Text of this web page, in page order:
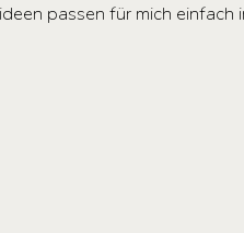
passen für mich einfach